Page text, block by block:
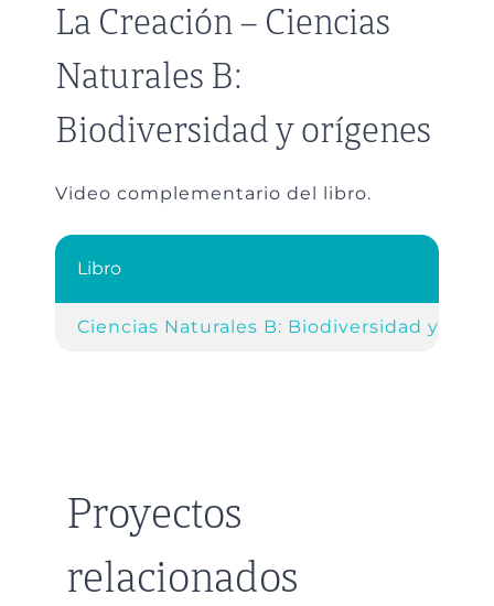
La Creación – Ciencias
Naturales B:
Biodiversidad y orígenes
Video complementario del libro.
Libro
Ciencias Naturales B: Biodiversidad y
Proyectos
relacionados